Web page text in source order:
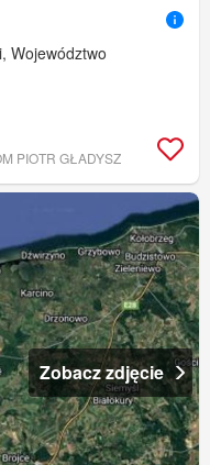
Województwo
PIOTR GŁADYSZ
Zobacz zdjęcie